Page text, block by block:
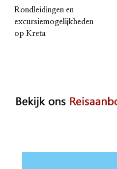
Rondleidingen en
excursiemogelijkheden
op Kreta